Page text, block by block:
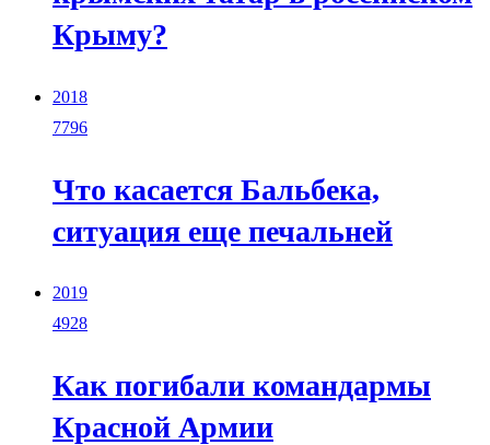
Крыму?
2018
7796
Что касается Бальбека,
ситуация еще печальней
2019
4928
Как погибали командармы
Красной Армии